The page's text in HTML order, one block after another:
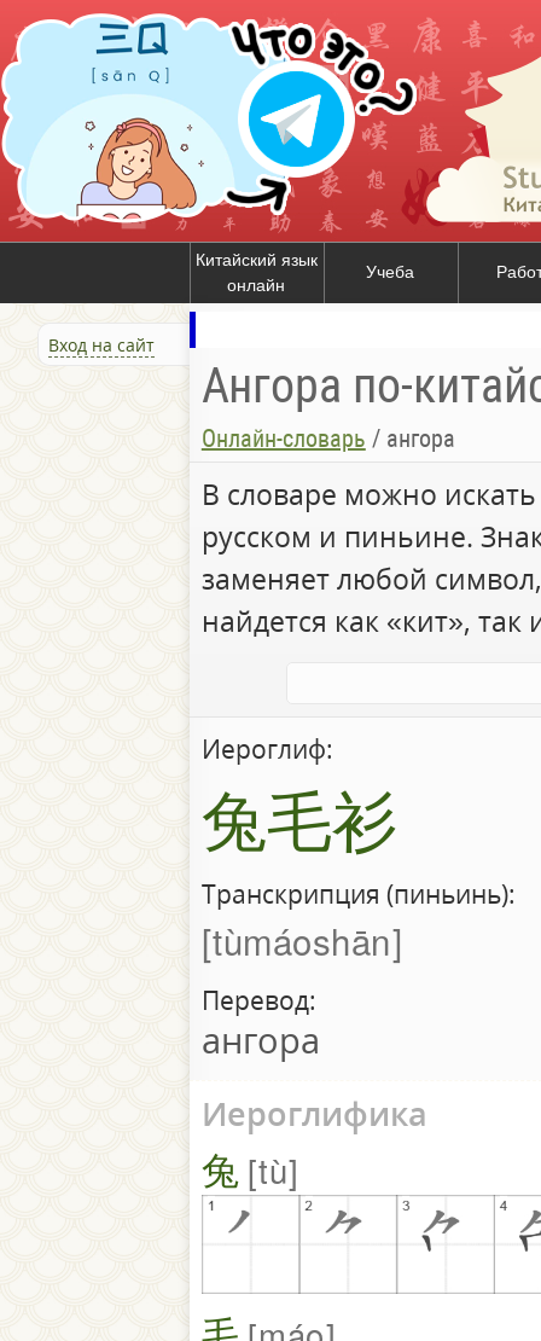
Китайский язык
онлайн
Учеба
Вход на сайт
Ангора по-
Онлайн-словарь / ангора
В словаре можно
русском и пиньине.
заменяет любой
найдется как «кит», так
Иероглиф:
兔毛衫
Транскрипция (пиньинь):
tùmáoshān
Перевод:
ангора
Иероглифика
兔 tù